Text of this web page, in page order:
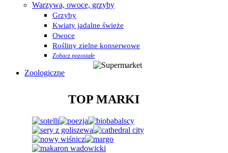
Warzywa, owoce, grzyby
Grzyby
Kwiaty jadalne świeże
Owoce
Rośliny zielne konserwowe
Zobacz pozostałe
Zoologiczne
TOP MARKI